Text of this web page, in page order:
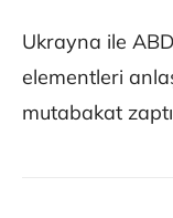
Ukrayna ile
elementleri
mutabakat